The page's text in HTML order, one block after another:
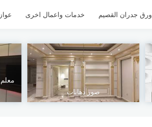
ورق جدران القصيم خدمات واعمال اخرى
صور دهانات